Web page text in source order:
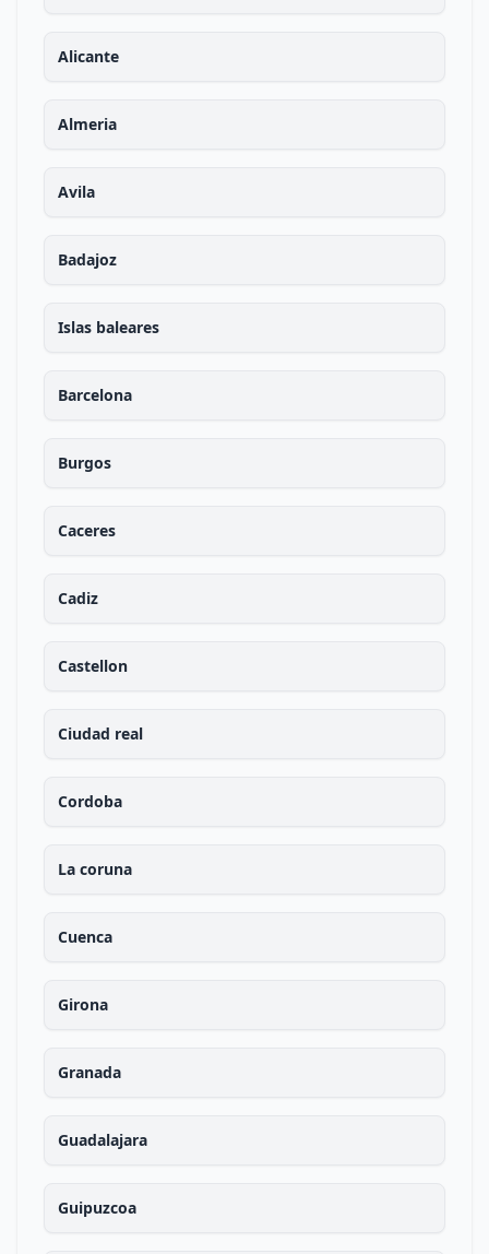
Alicante
Almeria
Avila
Badajoz
Islas baleares
Barcelona
Burgos
Caceres
Cadiz
Castellon
Ciudad real
Cordoba
La coruna
Cuenca
Girona
Granada
Guadalajara
Guipuzcoa